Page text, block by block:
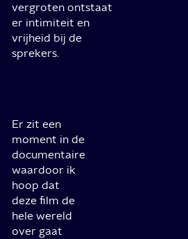
vergroten ontstaat
er intimiteit en
vrijheid bij de
sprekers.
Er zit een
moment in de
documentaire
waardoor ik
hoop dat
deze film de
hele wereld
over gaat